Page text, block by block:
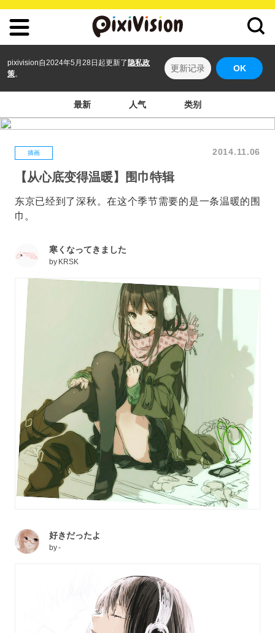
pixivision自2024年5月28日起更新了 隐私政
策。
更新记录 OK
最新 人气 类别
插画 2014.11.06
【从心底变得温暖】围巾特辑
东京已经到了深秋。在这个季节需要的是一条温暖的围
巾。
寒くなってきました
by KRSK
好きだったよ
by-